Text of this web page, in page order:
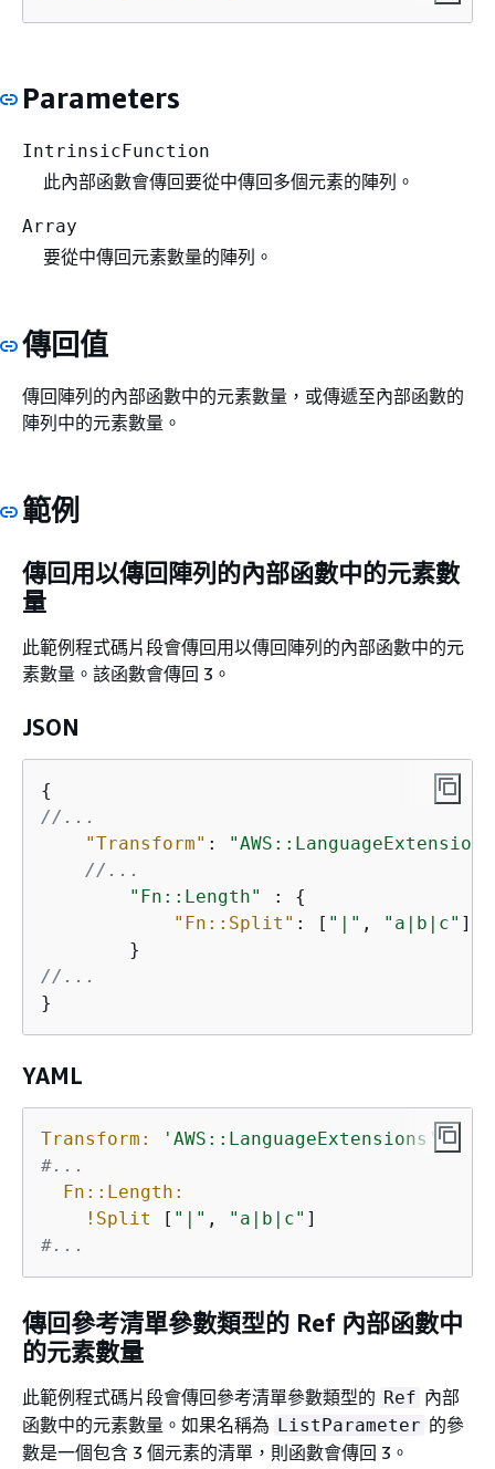
Parameters
IntrinsicFunction
此內部函數會傳回要從中傳回多個元素的陣列。
Array
要從中傳回元素數量的陣列。
傳回值
傳回陣列的內部函數中的元素數量，或傳遞至內部函數的
陣列中的元素數量。
範例
傳回用以傳回陣列的內部函數中的元素數
量
此範例程式碼片段會傳回用以傳回陣列的內部函數中的元
素數量。該函數會傳回 3。
JSON
{
//...
"Transform" :
//...
"Fn::Length"
: {
"Fn::Split" : [ "|" , "a|b|c" ]
//...
}
YAML
Transform:
'AWS::LanguageExtensions'
#...
Fn::Length:
!Split
[ "|" , "a|b|c"
#...
傳回參考清單參數類型的 Ref 內部函數中
的元素數量
此範例程式碼片段會傳回參考清單參數類型的 Ref 內部
函數中的元素數量。如果名稱為 ListParameter 的參
數是一個包含 3 個元素的清單，則函數會傳回 3。